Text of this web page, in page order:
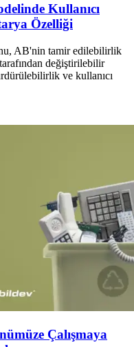
Kullanıcı
Özelliği
AB'nin tamir edilebilirlik
değiştirilebilir
ve kullanıcı
Çalışmaya